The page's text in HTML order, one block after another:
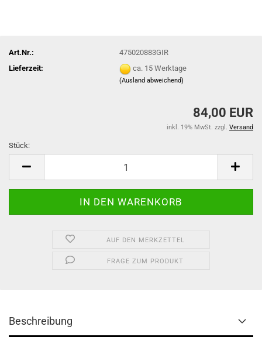
Art.Nr.:
475020883GIR
Lieferzeit:
ca. 15 Werktage
(Ausland abweichend)
84,00 EUR
inkl. 19% MwSt. zzgl. Versand
Stück:
AUF DEN MERKZETTEL
FRAGE ZUM PRODUKT
Beschreibung